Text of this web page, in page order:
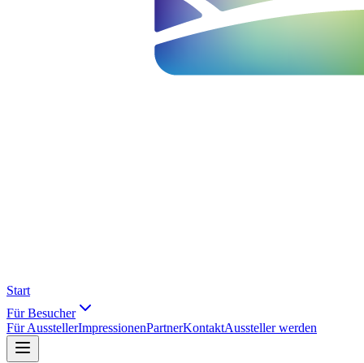
Start
Für Besucher
Für AusstellerImpressionenPartnerKontaktAussteller werden